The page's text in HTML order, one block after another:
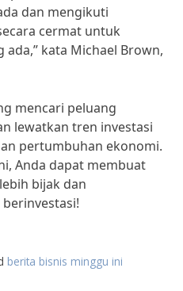
dan mengikuti
cermat untuk
kata Michael Brown,
mencari peluang
lewatkan tren investasi
pertumbuhan ekonomi.
Anda dapat membuat
bijak dan
berita bisnis minggu ini